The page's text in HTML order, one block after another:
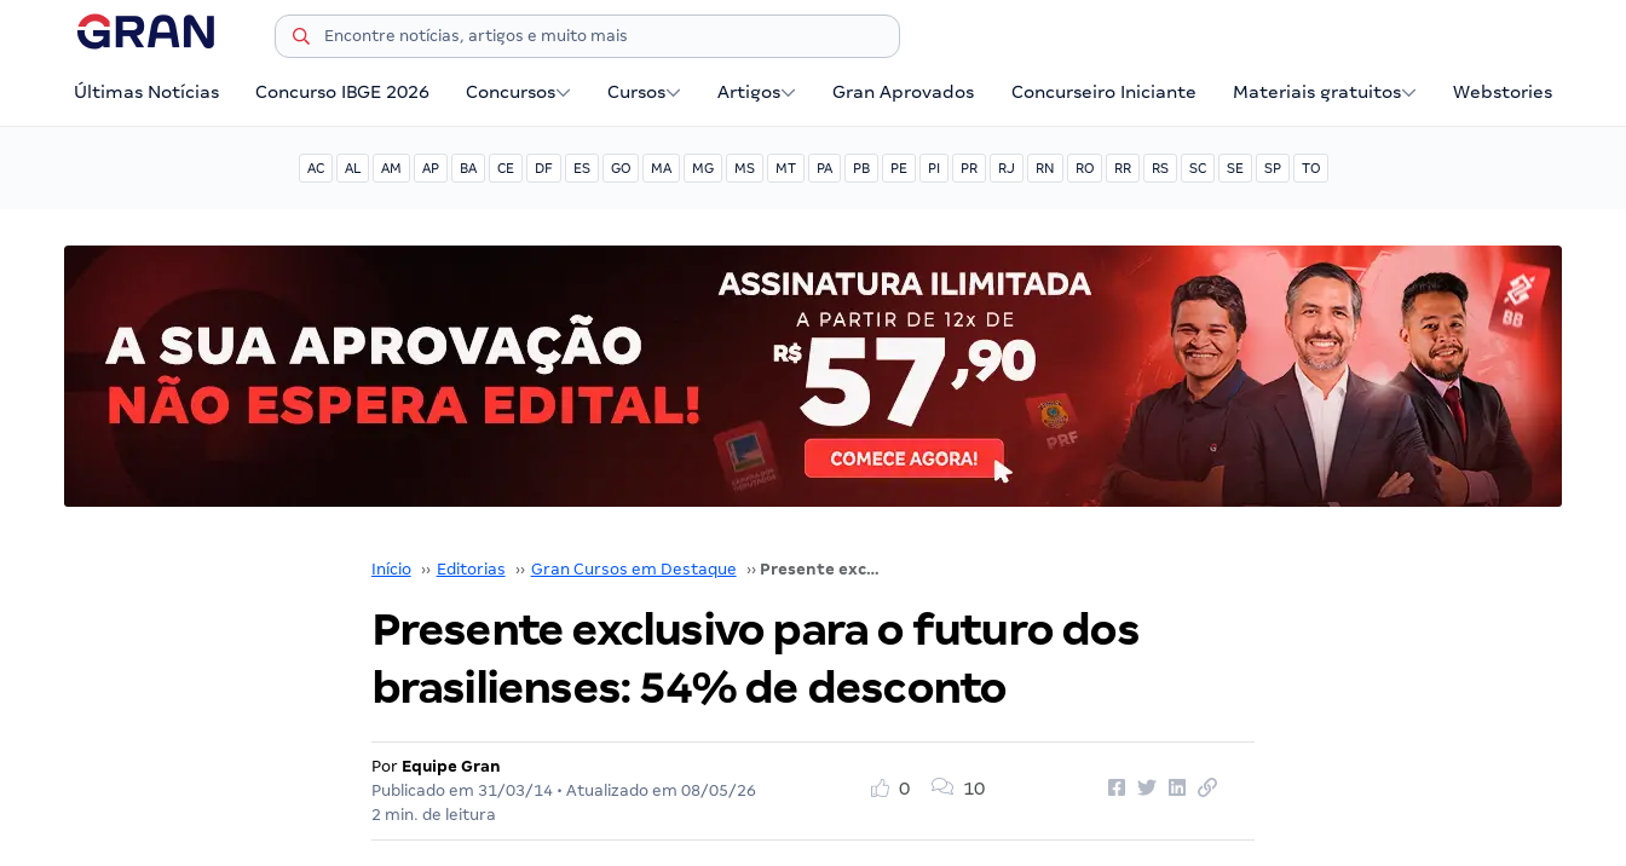
Últimas Notícias Concurso IBGE 2026 Concursos Cursos Artigos Gran Aprovados Concurseiro Iniciante Materiais gratuitos Webstories
AC AL AM AP BA CE DF ES GO MA MG MS MT PA PB PE PI PR RJ RN RO RR RS SC SE SP TO
Início ›› Editorias ›› Gran Cursos em Destaque ›› Presente exclusivo para o futuro dos brasilienses: 54% de desconto
Presente exclusivo para o futuro dos
brasilienses: 54% de desconto
Por Equipe Gran
Publicado em 31/03/14• Atualizado em 08/05/26
2 min. de leitura
0 10